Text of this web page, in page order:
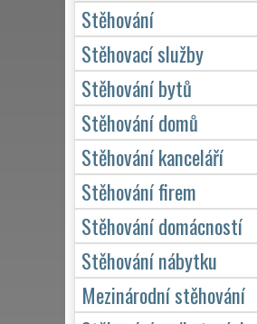
Stěhování
Stěhovací služby
Stěhování bytů
Stěhování domů
Stěhování kanceláří
Stěhování firem
Stěhování domácností
Stěhování nábytku
Mezinárodní stěhování